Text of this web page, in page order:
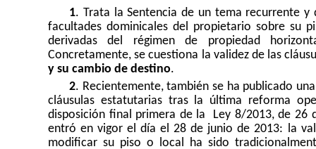
1. Trata la Sentencia de un tema recurrente
facultades dominicales del propietario sobre su
derivadas del régimen de propiedad
Concretamente, se cuestiona la validez de las
y su cambio de destino.
2. Recientemente, también se ha publicado
cláusulas estatutarias tras la última reforma
disposición final primera de la
Ley 8/2013, de 26
entró en vigor el día el 28 de junio de 2013: la
modificar su piso o local ha sido